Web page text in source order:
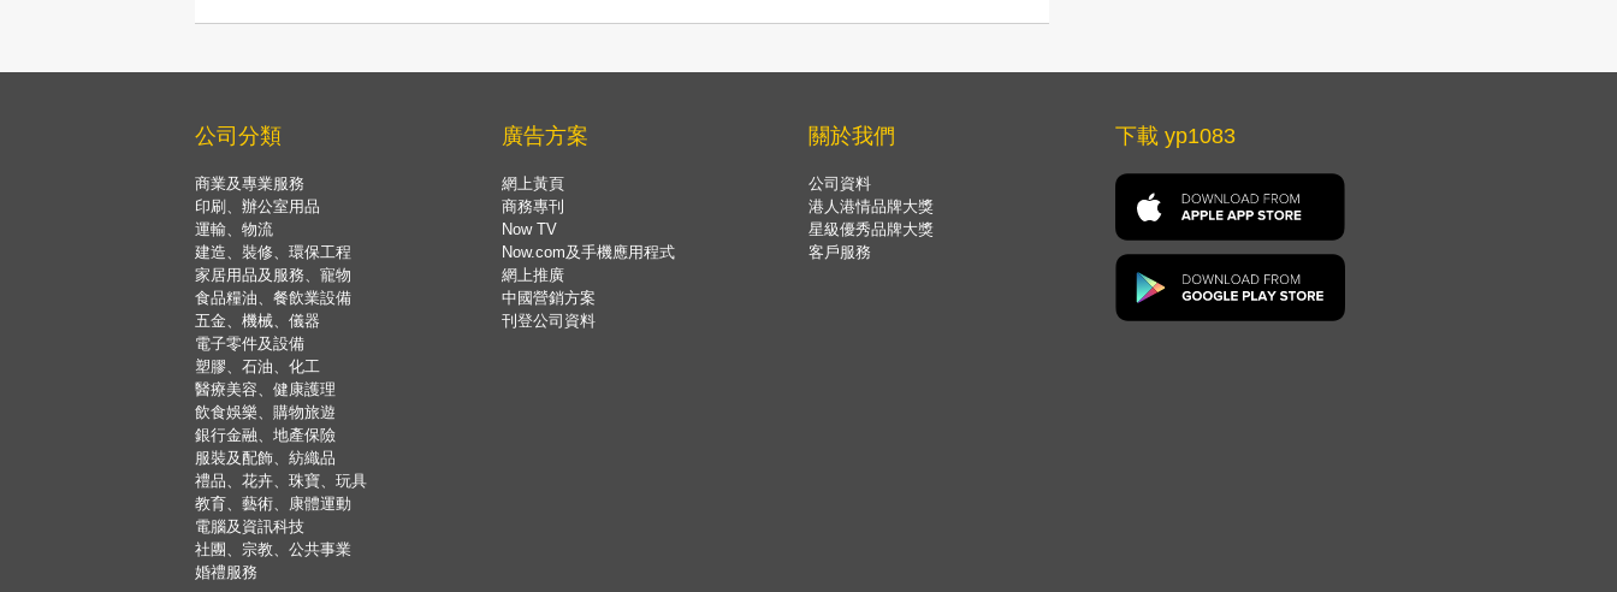
公司分類
商業及專業服務
印刷、辦公室用品
運輸、物流
建造、裝修、環保工程
家居用品及服務、寵物
食品糧油、餐飲業設備
五金、機械、儀器
電子零件及設備
塑膠、石油、化工
醫療美容、健康護理
飲食娛樂、購物旅遊
銀行金融、地產保險
服裝及配飾、紡織品
禮品、花卉、珠寶、玩具
教育、藝術、康體運動
電腦及資訊科技
社團、宗教、公共事業
婚禮服務
廣告方案
網上黃頁
商務專刊
Now TV
Now.com及手機應用程式
網上推廣
中國營銷方案
刊登公司資料
關於我們
公司資料
港人港情品牌大獎
星級優秀品牌大獎
客戶服務
下載 yp1083